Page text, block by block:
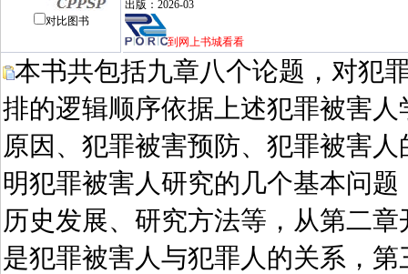
对比图书
出版：2026-03
到网上书城看看
本书共包括九章八个论题，对犯
排的逻辑顺序依据上述犯罪被害
原因、犯罪被害预防、犯罪被害
明犯罪被害人研究的几个基本问
历史发展、研究方法等，从第二
是犯罪被害人与犯罪人的关系，